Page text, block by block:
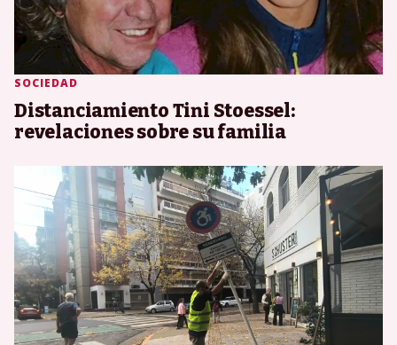
SOCIEDAD
Distanciamiento Tini Stoessel:
revelaciones sobre su familia